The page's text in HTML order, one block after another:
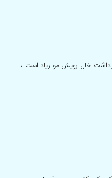
خال رویش مو زیاد است ،